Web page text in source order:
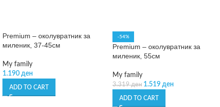
Premium – околувратник за
миленик, 37-45см
My family
1.190 ден
ADD TO CART
-54%
Premium – околувратник за
миленик, 55см
My family
3.319ден 1.519 ден
ADD TO CART